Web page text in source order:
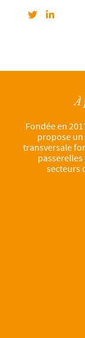
À
Fondée en
propose
transversale
secteurs